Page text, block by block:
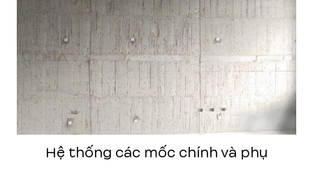
Hệ thống các mốc chính và phụ